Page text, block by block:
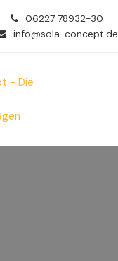
06227 78932-30
info@sola-concept.de